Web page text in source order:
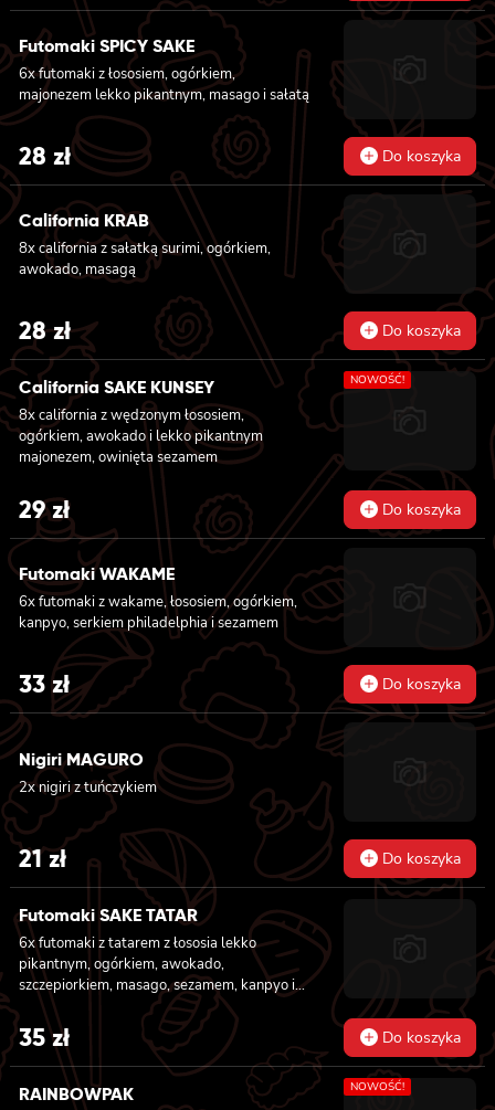
price
was:
31 zł.
price
is:
27 zł.
Futomaki SPICY SAKE
6x futomaki z łososiem, ogórkiem,
majonezem lekko pikantnym, masago i sałatą
28 zł Do koszyka
California KRAB
8x california z sałatką surimi, ogórkiem,
awokado, masagą
28zł Do koszyka
California SAKE KUNSEY
8x california z wędzonym łososiem,
ogórkiem, awokado i lekko pikantnym
majonezem, owinięta sezamem
NOWOŚĆ!
29zł Do koszyka
Futomaki WAKAME
6x futomaki z wakame, łososiem, ogórkiem,
kanpyo, serkiem philadelphia i sezamem
33zł Do koszyka
Nigiri MAGURO
2x nigiri z tuńczykiem
21zł Do koszyka
Futomaki SAKE TATAR
6x futomaki z tatarem z łososia lekko
pikantnym, ogórkiem, awokado,
szczepiorkiem, masago, sezamem, kanpyo i
sałatą
35zł Do koszyka
RAINBOWPAK NOWOŚĆ!